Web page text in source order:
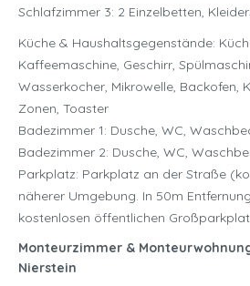
Schlafzimmer 3: 2 Einzelbetten,
Küche & Haushaltsgegenstände:
Kaffeemaschine, Geschirr,
Wasserkocher, Mikrowelle, Backofen,
Zonen, Toaster
Badezimmer 1: Dusche, WC,
Badezimmer 2: Dusche, WC,
Parkplatz: Parkplatz an der Straße
näherer Umgebung. In 50m
kostenlosen öffentlichen
Monteurzimmer &
Nierstein